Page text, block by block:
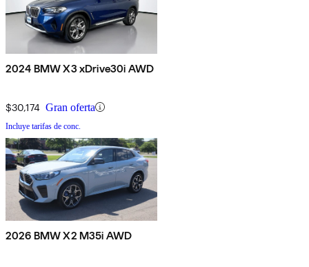
2024 BMW X3 xDrive30i AWD
$30,174 Gran oferta
Incluye tarifas de conc.
2026 BMW X2 M35i AWD